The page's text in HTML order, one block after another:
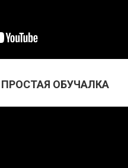
ПРОСТАЯ ОБУЧАЛКА